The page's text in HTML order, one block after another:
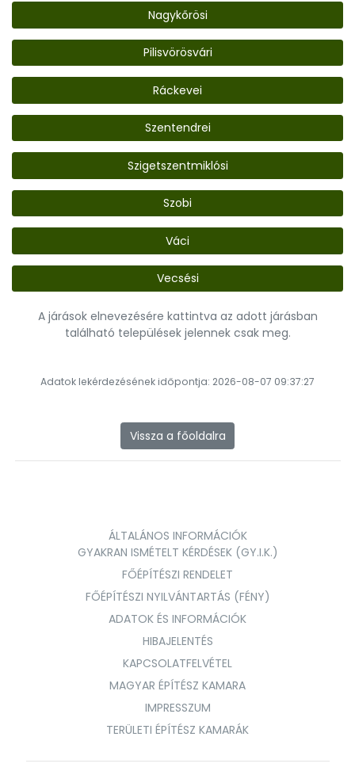
Nagykőrösi
Pilisvörösvári
Ráckevei
Szentendrei
Szigetszentmiklósi
Szobi
Váci
Vecsési
A járások elnevezésére kattintva az adott járásban
található települések jelennek csak meg.
Adatok lekérdezésének időpontja: 2026-08-07 09:37:27
Vissza a főoldalra
ÁLTALÁNOS INFORMÁCIÓK
GYAKRAN ISMÉTELT KÉRDÉSEK (GY.I.K.)
FŐÉPÍTÉSZI RENDELET
FŐÉPÍTÉSZI NYILVÁNTARTÁS (FÉNY)
ADATOK ÉS INFORMÁCIÓK
HIBAJELENTÉS
KAPCSOLATFELVÉTEL
MAGYAR ÉPÍTÉSZ KAMARA
IMPRESSZUM
TERÜLETI ÉPÍTÉSZ KAMARÁK